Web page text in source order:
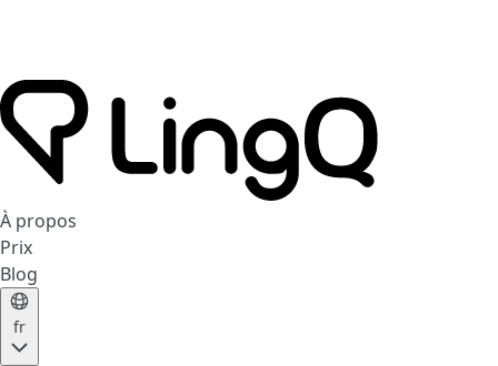
À propos
Prix
Blog
fr